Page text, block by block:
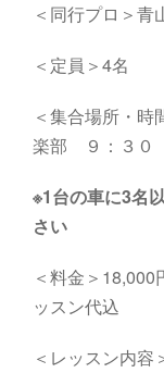
＜同行プロ＞青
＜定員＞4名
＜集合場所・
楽部 ９：３０
※1台の車に3名
さい
＜料金＞
ッスン代込
＜レッスン内容